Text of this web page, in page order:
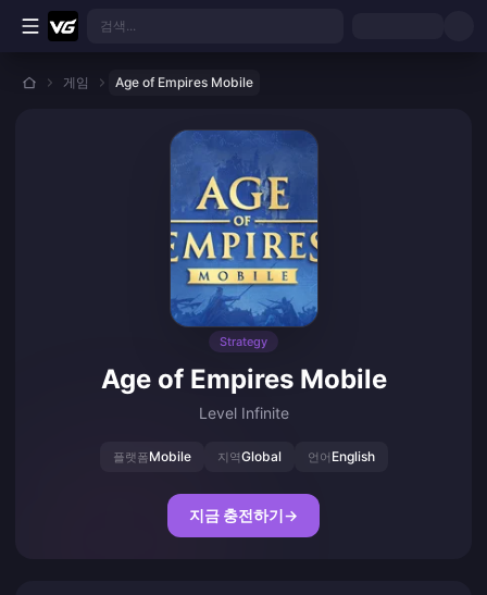
본문으로 바로가기
검색...
게임 Age of Empires Mobile
Strategy
Age of Empires Mobile
Level Infinite
플랫폼Mobile 지역Global 언어 English
지금 충전하기→